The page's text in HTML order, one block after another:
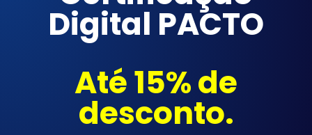
Digital PACTO
Até 15% de
desconto.